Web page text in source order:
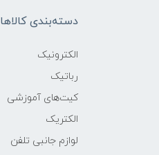
دسته‌بندی کالاها
الکترونیک
رباتیک
کیت‌های آموزشی
الکتریک
لوازم جانبی تلفن